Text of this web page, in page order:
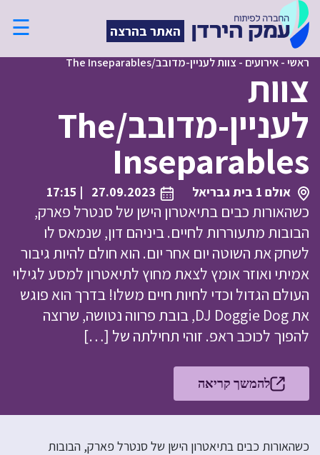
האתר בהרצה ☰
ראשי-אירועים - צוות לעניין-מדובב/The Inseparables
צוות
לעניין-מדובב/The
Inseparables
אולם 1 בית גבריאל 27.09.2023
| 17:15
כשהאורות כבים בתיאטרון הישן של סנטרל פארק,
הבובות מתעוררות לחיים. ביניהם דון, שנמאס לו
לשחק את השוטה יום אחר יום. הוא חולם להיות גיבור
אמיתי ואוזר אומץ לצאת מחוץ לתיאטרון למסע לגילוי
העולם הגדול וכדי לחיות חיים משלו! בדרך הוא פוגש
את DJ Doggie Dog, בובת פרווה נטושה, שרוצה
להפוך לכוכב ראפ. זוהי תחילתה של […]
להמשך קריאה
כשהאורות כבים בתיאטרון הישן של סנטרל פארק, הבובות